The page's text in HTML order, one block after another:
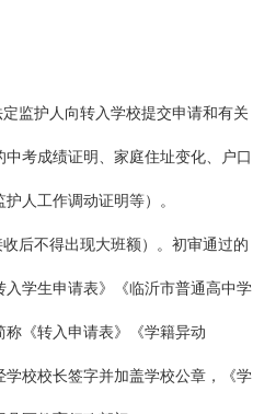
监护人向转入学校提交申请和有关
考成绩证明、家庭住址变化、户口
人工作调动证明等）。
后不得出现大班额）。初审通过的
学生申请表》《临沂市普通高中学
《转入申请表》《学籍异动
校校长签字并加盖学校公章，《学